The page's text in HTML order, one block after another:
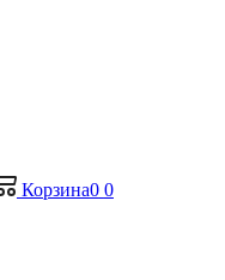
Корзина0 0